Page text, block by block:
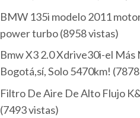
BMW 135i modelo 2011
power turbo(8958 vistas)
Bmw X3 2.0 Xdrive30i-el Más
Bogotá,sí, Solo 5470km!
Filtro De Aire De Alto Flujo
(7493 vistas)